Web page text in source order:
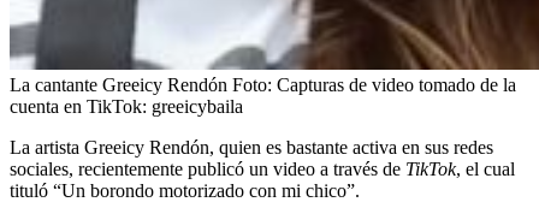
La cantante Greeicy Rendón Foto: Capturas de video tomado de la
cuenta en TikTok: greeicybaila
La artista Greeicy Rendón, quien es bastante activa en sus redes
sociales, recientemente publicó un video a través de TikTok, el cual
tituló “Un borondo motorizado con mi chico”.